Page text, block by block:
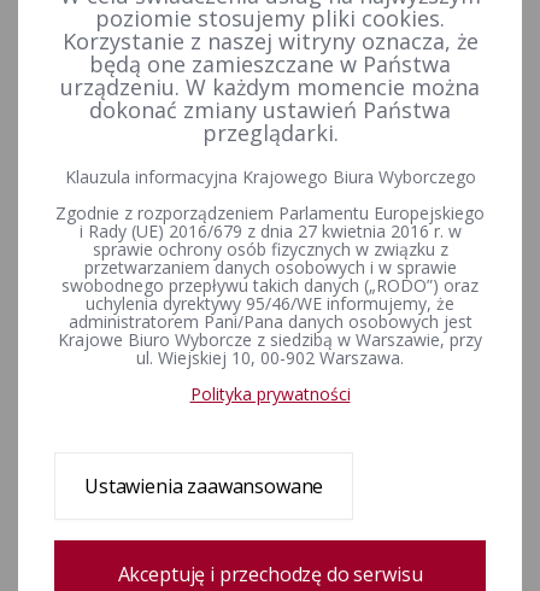
Wybory samorządowe i referenda lokalne Wybory i referenda w toku kadencji
Kadencja 2002-2006
Wybory uzupełniające
Rada Gminy Drużbice - 16 października 2005 r.
Rada Gminy Drużbice - 16
października 2005 r.
ZAŁĄCZNIKI
obw_gkw_drużbice.pdf [Obwieszczenie Gminnej Komisji
Wyborczej z dnia 23 września 2005 r.]
kal1592005_drużbice.pdf [Kalendarz wyborczy]
zarz1592005_drużbice.pdf [Zarządzenie Nr 158/2005 Wojewody
Łódzkiego z dnia 3 sierpnia 2005 r.]
obw_okręg_drużbice.pdf [Obwieszczenie Wójta Gminy Drużbice z
Druzbice z dnia 23 września 2005 r.]
poziomie stosujemy pliki cookies.
Korzystanie z naszej witryny oznacza, że
będą one zamieszczane w Państwa
urządzeniu. W każdym momencie można
dokonać zmiany ustawień Państwa
przeglądarki.
Klauzula informacyjna Krajowego Biura Wyborczego
Zgodnie z rozporządzeniem Parlamentu Europejskiego
i Rady (UE) 2016/679 z dnia 27 kwietnia 2016 r. w
sprawie ochrony osób fizycznych w związku z
przetwarzaniem danych osobowych i w sprawie
swobodnego przepływu takich danych („RODO”) oraz
uchylenia dyrektywy 95/46/WE informujemy, że
administratorem Pani/Pana danych osobowych jest
Krajowe Biuro Wyborcze z siedzibą w Warszawie, przy
ul. Wiejskiej 10, 00-902 Warszawa.
Polityka prywatności
Ustawienia zaawansowane
Akceptuję i przechodzę do serwisu